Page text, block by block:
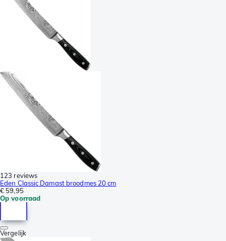
123 reviews
Eden Classic Damast broodmes 20 cm
€ 59,95
Op voorraad
Vergelijk